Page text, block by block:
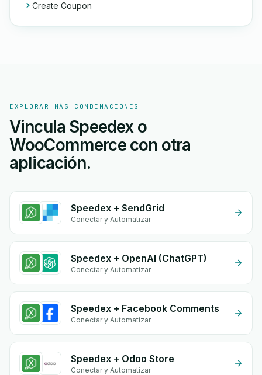
Create Coupon
EXPLORAR MÁS COMBINACIONES
Vincula Speedex o
WooCommerce con otra
aplicación.
Speedex + SendGrid
Conectar y Automatizar
Speedex + OpenAI (ChatGPT)
Conectar y Automatizar
Speedex + Facebook Comments
Conectar y Automatizar
Speedex + Odoo Store
Conectar y Automatizar